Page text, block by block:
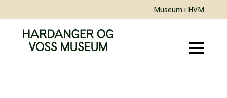
Museum i HVM